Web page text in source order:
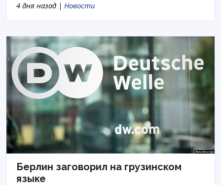
4 дня назад | Новости
Берлин заговорил на грузинском
языке